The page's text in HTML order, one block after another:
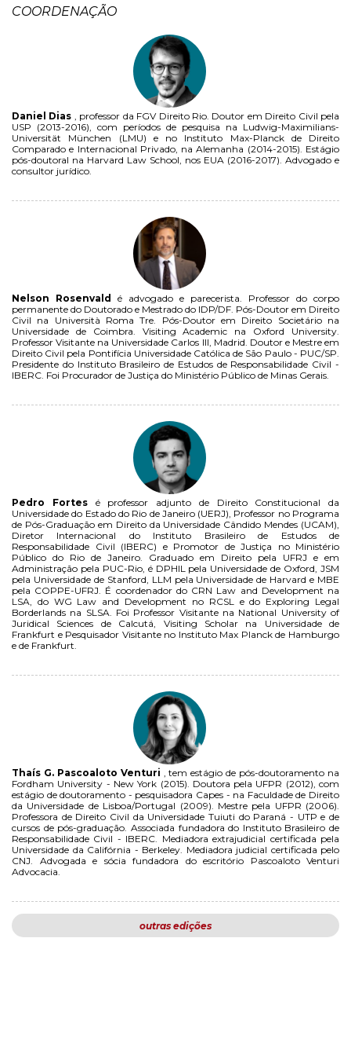
COORDENAÇÃO
Daniel Dias , professor da FGV Direito Rio. Doutor em Direito Civil pela
USP (2013-2016), com períodos de pesquisa na Ludwig-Maximilians-
Universität München (LMU) e no Instituto Max-Planck de Direito
Comparado e Internacional Privado, na Alemanha (2014-2015). Estágio
pós-doutoral na Harvard Law School, nos EUA (2016-2017). Advogado e
consultor jurídico.
Nelson Rosenvald
é advogado e parecerista. Professor do corpo
permanente do Doutorado e Mestrado do IDP/DF. Pós-Doutor em Direito
Civil na Università Roma Tre. Pós-Doutor em Direito Societário na
Universidade de Coimbra. Visiting Academic na Oxford University.
Professor Visitante na Universidade Carlos III, Madrid. Doutor e Mestre em
Direito Civil pela Pontifícia Universidade Católica de São Paulo - PUC/SP.
Presidente do Instituto Brasileiro de Estudos de Responsabilidade Civil -
IBERC. Foi Procurador de Justiça do Ministério Público de Minas Gerais.
Pedro Fortesé professor adjunto de Direito Constitucional da
Universidade do Estado do Rio de Janeiro (UERJ), Professor no Programa
de Pós-Graduação em Direito da Universidade Cândido Mendes (UCAM),
Diretor Internacional do Instituto Brasileiro de Estudos de
Responsabilidade Civil (IBERC) e Promotor de Justiça no Ministério
Público do Rio de Janeiro. Graduado em Direito pela UFRJ e em
Administração pela PUC-Rio, é DPHIL pela Universidade de Oxford, JSM
pela Universidade de Stanford, LLM pela Universidade de Harvard e MBE
pela COPPE-UFRJ. É coordenador do CRN Law and Development na
LSA, do WG Law and Development no RCSL e do Exploring Legal
Borderlands na SLSA. Foi Professor Visitante na National University of
Juridical Sciences de Calcutá, Visiting Scholar na Universidade de
Frankfurt e Pesquisador Visitante no Instituto Max Planck de Hamburgo
e de Frankfurt.
Thaís G. Pascoaloto Venturi , tem estágio de pós-doutoramento na
Fordham University - New York (2015). Doutora pela UFPR (2012), com
estágio de doutoramento - pesquisadora Capes - na Faculdade de Direito
da Universidade de Lisboa/Portugal (2009). Mestre pela UFPR (2006).
Professora de Direito Civil da Universidade Tuiuti do Paraná - UTP e de
cursos de pós-graduação. Associada fundadora do Instituto Brasileiro de
Responsabilidade Civil - IBERC. Mediadora extrajudicial certificada pela
Universidade da Califórnia - Berkeley. Mediadora judicial certificada pelo
CNJ. Advogada e sócia fundadora do escritório Pascoaloto Venturi
Advocacia.
outras edições